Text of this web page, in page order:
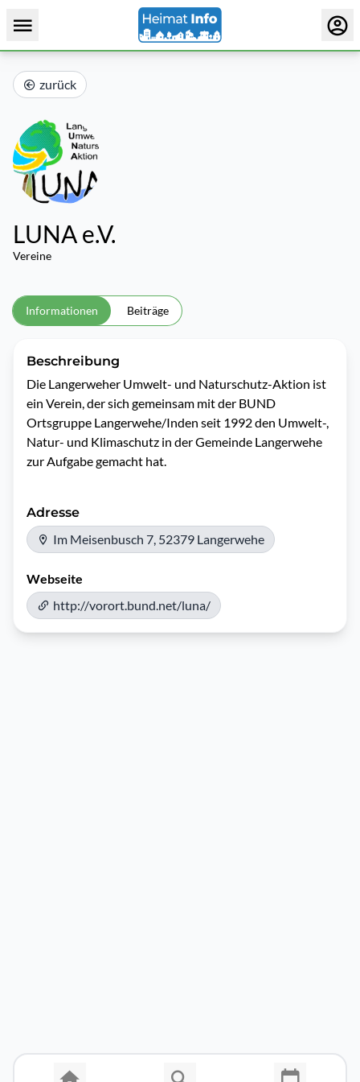
zurück
LUNA e.V.
Vereine
Informationen Beiträge
Beschreibung
Die Langerweher Umwelt- und Naturschutz-Aktion ist
ein Verein, der sich gemeinsam mit der BUND
Ortsgruppe Langerwehe/Inden seit 1992 den Umwelt-,
Natur- und Klimaschutz in der Gemeinde Langerwehe
zur Aufgabe gemacht hat.
Adresse
Im Meisenbusch 7, 52379 Langerwehe
Webseite
http://vorort.bund.net/luna/